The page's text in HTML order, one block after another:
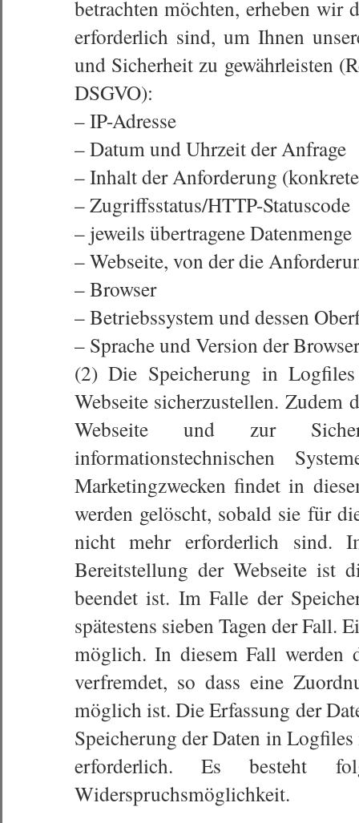
betrachten möchten, erheben wir
erforderlich sind, um Ihnen
und Sicherheit zu gewährleisten
DSGVO):
– IP-Adresse
– Datum und Uhrzeit der Anfrage
– Inhalt der Anforderung
– Zugriffsstatus/HTTP-Statuscode
– jeweils übertragene Datenmenge
– Webseite, von der die
– Browser
– Betriebssystem und dessen
– Sprache und Version der
(2) Die Speicherung in
Webseite sicherzustellen.
Webseite und zur
informationstechnischen
Marketingzwecken findet in
werden gelöscht, sobald sie für
nicht mehr erforderlich sind.
Bereitstellung der Webseite ist
beendet ist. Im Falle der
spätestens sieben Tagen der Fall.
möglich. In diesem Fall werden
verfremdet, so dass eine
möglich ist. Die Erfassung der
Speicherung der Daten in
erforderlich. Es besteht
Widerspruchsmöglichkeit.